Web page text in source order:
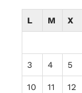
L M X
3 4 5
10 11 12